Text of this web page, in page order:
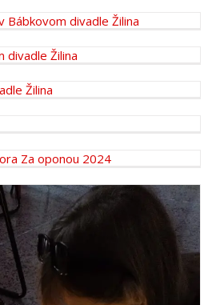
divadle Žilina
divadle Žilina
Žilina
Za oponou 2024